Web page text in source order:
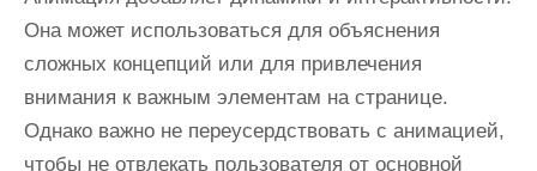
Она может использоваться для объяснения
сложных концепций или для привлечения
внимания к важным элементам на странице.
Однако важно не переусердствовать с анимацией,
чтобы не отвлекать пользователя от основной